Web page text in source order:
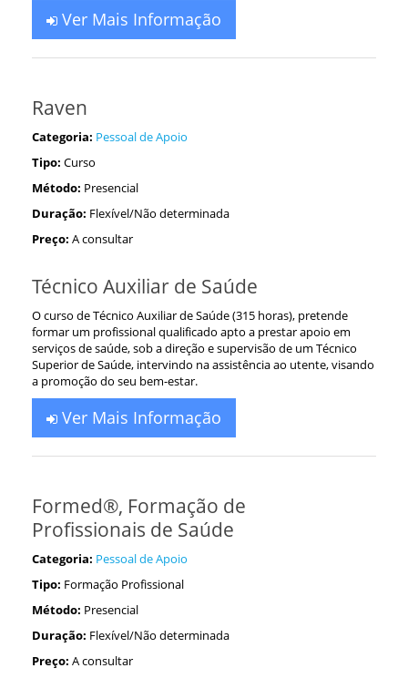
Ver Mais Informação
Raven
Categoria: Pessoal de Apoio
Tipo: Curso
Método: Presencial
Duração: Flexível/Não determinada
Preço: A consultar
Técnico Auxiliar de Saúde
O curso de Técnico Auxiliar de Saúde (315 horas), pretende
formar um profissional qualificado apto a prestar apoio em
serviços de saúde, sob a direção e supervisão de um Técnico
Superior de Saúde, intervindo na assistência ao utente, visando
a promoção do seu bem-estar.
Ver Mais Informação
Formed®, Formação de
Profissionais de Saúde
Categoria: Pessoal de Apoio
Tipo: Formação Profissional
Método: Presencial
Duração: Flexível/Não determinada
Preço: A consultar